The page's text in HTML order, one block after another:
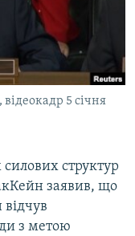
5 січня
структур
заявив, що
з метою